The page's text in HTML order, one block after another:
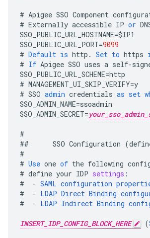
# Apigee SSO Component
# Externally accessible IP or
SSO_PUBLIC_URL_HOSTNAME=$IP1
SSO_PUBLIC_URL_PORT=9099
# Default is http . Set to https
# If Apigee SSO uses a self-
SSO_PUBLIC_URL_SCHEME=http
# MANAGEMENT_UI_SKIP_VERIFY=y
# SSO admin credentials as set
SSO_ADMIN_NAME=ssoadmin
SSO_ADMIN_SECRET=
#
##
SSO Configuration (
#
# Use one of the following
# define your IDP settings :
#
- SAML configuration
#
- LDAP Direct Binding
#
- LDAP Indirect Binding
INSERT_IDP_CONFIG_BLOCK_HERE (